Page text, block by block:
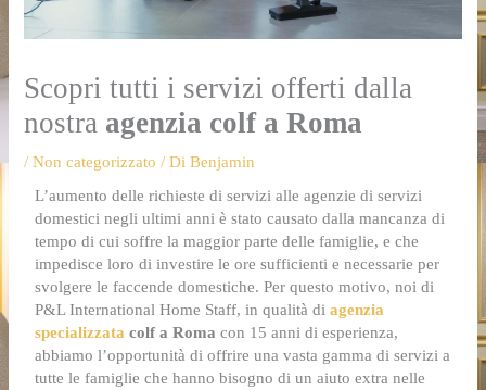
Scopri tutti i servizi offerti dalla
nostra agenzia colf a Roma
/Non categorizzato / DiBenjamin
L’aumento delle richieste di servizi alle agenzie di servizi
domestici negli ultimi anni è stato causato dalla mancanza di
tempo di cui soffre la maggior parte delle famiglie, e che
impedisce loro di investire le ore sufficienti e necessarie per
svolgere le faccende domestiche. Per questo motivo, noi di
P&L International Home Staff, in qualità diagenzia
specializzata colf a Romacon 15 anni di esperienza,
abbiamo l’opportunità di offrire una vasta gamma di servizi a
tutte le famiglie che hanno bisogno di un aiuto extra nelle